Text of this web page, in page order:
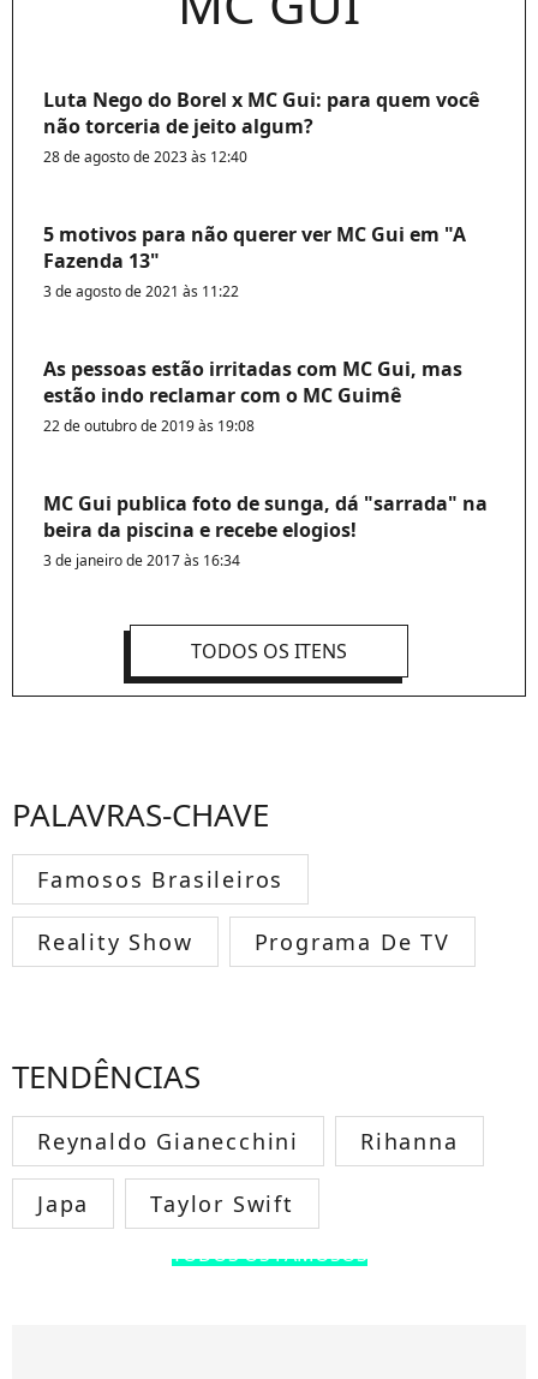
Luta Nego do Borel x MC Gui: para quem você
não torceria de jeito algum?
28 de agosto de 2023 às 12:40
5 motivos para não querer ver MC Gui em "A
Fazenda 13"
3 de agosto de 2021 às 11:22
As pessoas estão irritadas com MC Gui, mas
estão indo reclamar com o MC Guimê
22 de outubro de 2019 às 19:08
MC Gui publica foto de sunga, dá "sarrada" na
beira da piscina e recebe elogios!
3 de janeiro de 2017 às 16:34
TODOS OS ITENS
PALAVRAS-CHAVE
Famosos Brasileiros
Reality Show Programa De TV
TENDÊNCIAS
Reynaldo Gianecchini Rihanna
Japa Taylor Swift
TODOS OS FAMOSOS